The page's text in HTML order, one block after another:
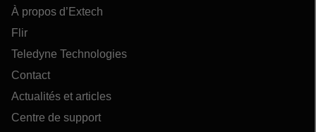
À propos d’Extech
Flir
Teledyne Technologies
Contact
Actualités et articles
Centre de support